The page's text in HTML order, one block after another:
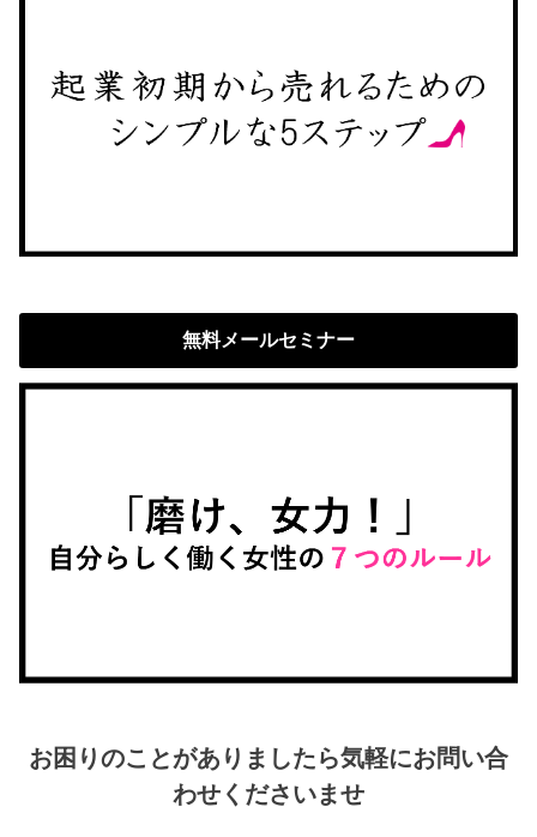
無料メールセミナー
お困りのことがありましたら気軽にお問い合
わせくださいませ